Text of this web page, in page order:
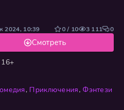
, Приключения,Фэнтези
Смотреть
2024, 10:39 0 / 10 3 111 0